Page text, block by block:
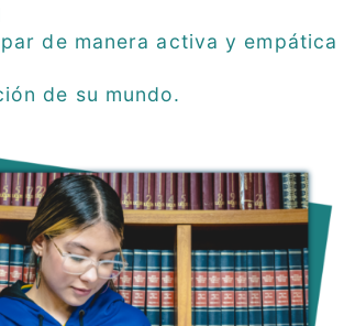
de manera activa y empática
de su mundo.